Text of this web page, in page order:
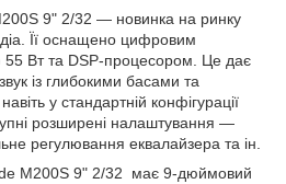
9" 2/32 — новинка на ринку
Її оснащено цифровим
55 Вт та DSP-процесором. Це дає
із глибокими басами та
у стандартній конфігурації
розширені налаштування —
регулювання еквалайзера та ін.
M200S 9" 2/32 має 9-дюймовий